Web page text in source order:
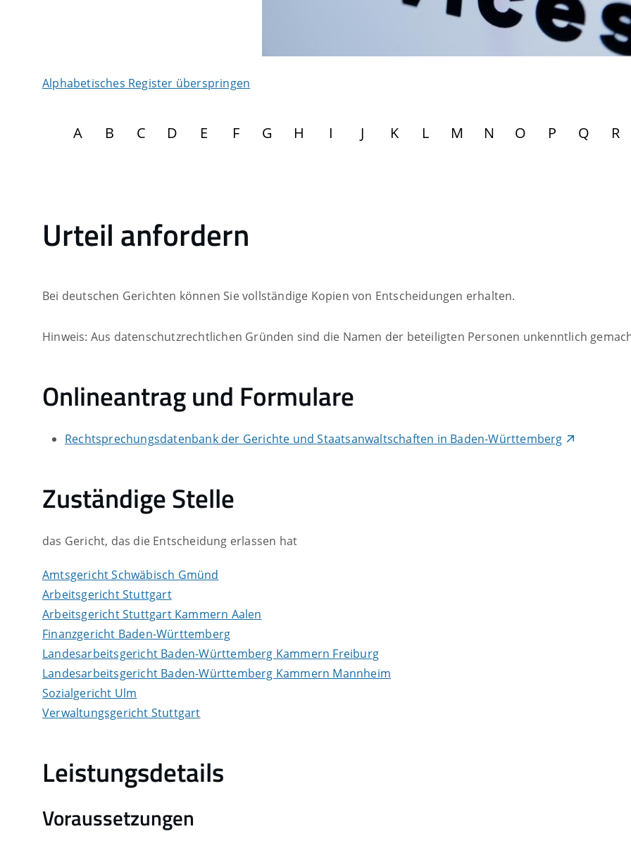
Alphabetisches Register überspringen
A B C D E F G H I J K L M N O P Q R
Urteil anfordern
Bei deutschen Gerichten können Sie vollständige Kopien von Entscheidungen erhalten.
Hinweis: Aus datenschutzrechtlichen Gründen sind die Namen der beteiligten Personen unkenntlich
Onlineantrag und Formulare
Rechtsprechungsdatenbank der Gerichte und Staatsanwaltschaften in Baden-Württemberg
Zuständige Stelle
das Gericht, das die Entscheidung erlassen hat
Amtsgericht Schwäbisch Gmünd
Arbeitsgericht Stuttgart
Arbeitsgericht Stuttgart Kammern Aalen
Finanzgericht Baden-Württemberg
Landesarbeitsgericht Baden-Württemberg Kammern Freiburg
Landesarbeitsgericht Baden-Württemberg Kammern Mannheim
Sozialgericht Ulm
Verwaltungsgericht Stuttgart
Leistungsdetails
Voraussetzungen